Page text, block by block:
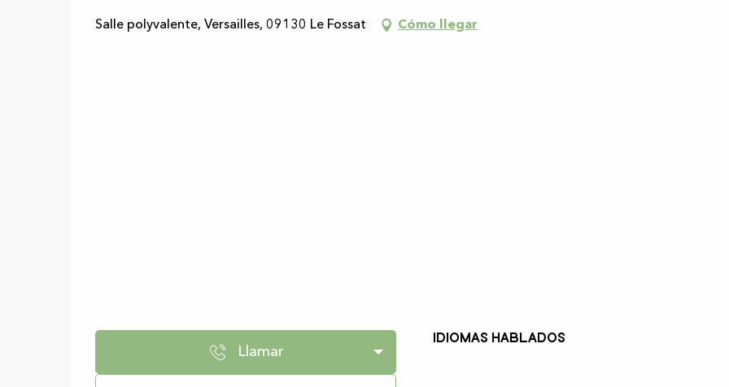
Salle polyvalente, Versailles, 09130 Le Fossat Cómo llegar
Llamar
Idiomas hablados
Idiomas hablados